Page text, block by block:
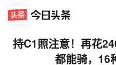
持C1照注意！再花
都能骑，16